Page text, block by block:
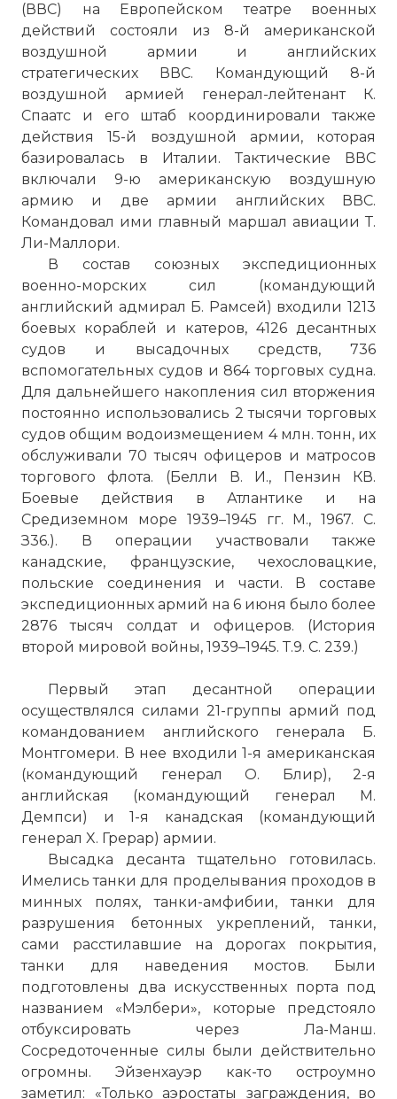
(ВВС) на Европейском театре военных
действий состояли из 8-й американской
воздушной армии и английских
стратегических ВВС. Командующий 8-й
воздушной армией генерал-лейтенант К.
Спаатс и его штаб координировали также
действия 15-й воздушной армии, которая
базировалась в Италии. Тактические ВВС
включали 9-ю американскую воздушную
армию и две армии английских ВВС.
Командовал ими главный маршал авиации Т.
Ли-Маллори.
В состав союзных экспедиционных
военно-морских сил (командующий
английский адмирал Б. Рамсей) входили 1213
боевых кораблей и катеров, 4126 десантных
судов и высадочных средств, 736
вспомогательных судов и 864 торговых судна.
Для дальнейшего накопления сил вторжения
постоянно использовались 2 тысячи торговых
судов общим водоизмещением 4 млн. тонн, их
обслуживали 70 тысяч офицеров и матросов
торгового флота. (Белли В. И., Пензин КВ.
Боевые действия в Атлантике и на
Средиземном море 1939–1945 гг. М., 1967. С.
З36.). В операции участвовали также
канадские, французские, чехословацкие,
польские соединения и части. В составе
экспедиционных армий на 6 июня было более
2876 тысяч солдат и офицеров. (История
второй мировой войны, 1939–1945. Т.9. С. 239.)
Первый этап десантной операции
осуществлялся силами 21-группы армий под
командованием английского генерала Б.
Монтгомери. В нее входили 1-я американская
(командующий генерал О. Блир), 2-я
английская (командующий генерал М.
Демпси) и 1-я канадская (командующий
генерал X. Грерар) армии.
Высадка десанта тщательно готовилась.
Имелись танки для проделывания проходов в
минных полях, танки-амфибии, танки для
разрушения бетонных укреплений, танки,
сами расстилавшие на дорогах покрытия,
танки для наведения мостов. Были
подготовлены два искусственных порта под
названием «Мэлбери», которые предстояло
отбуксировать через Ла-Манш.
Сосредоточенные силы были действительно
огромны. Эйзенхауэр как-то остроумно
заметил: «Только аэростаты заграждения, во